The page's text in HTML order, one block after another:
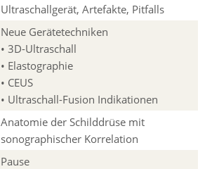
Ultraschallgerät, Artefakte, Pitfalls
Neue Gerätetechniken
• 3D-Ultraschall
• Elastographie
• CEUS
• Ultraschall-Fusion Indikationen
Anatomie der Schilddrüse mit
sonographischer Korrelation
Pause